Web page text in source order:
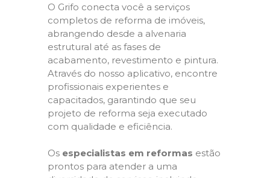
O Grifo conecta você a serviços
completos de reforma de imóveis,
abrangendo desde a alvenaria
estrutural até as fases de
acabamento, revestimento e pintura.
Através do nosso aplicativo, encontre
profissionais experientes e
capacitados, garantindo que seu
projeto de reforma seja executado
com qualidade e eficiência.
Os especialistas em reformas estão
prontos para atender a uma